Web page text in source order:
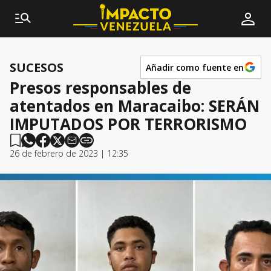
SUCESOS Añadir como fuente en
Presos responsables de
atentados en Maracaibo: SERÁN
IMPUTADOS POR TERRORISMO
26 de febrero de 2023 | 12:35